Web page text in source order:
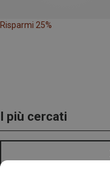
Risparmi 25%
I più cercati